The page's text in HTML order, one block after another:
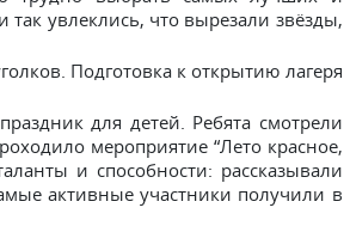
так увлеклись, что вырезали звёзды,
Подготовка к открытию лагеря
для детей. Ребята смотрели
мероприятие “Лето красное,
и способности: рассказывали
активные участники получили в